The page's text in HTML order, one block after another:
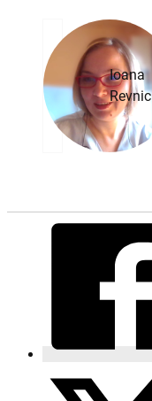
Ioana
Revnic